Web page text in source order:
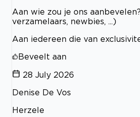
Aan wie zou je ons
verzamelaars, newbies, ...)
Aan iedereen die van
Beveelt aan
28 July 2026
Denise De Vos
Herzele